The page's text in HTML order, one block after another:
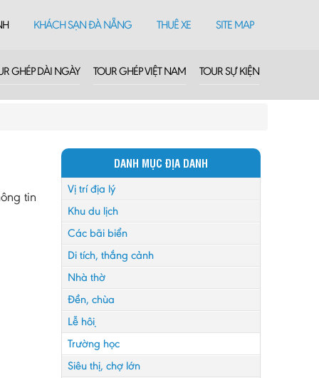
KHÁCH SẠN ĐÀ NẴNG THUÊ XE SITE MAP
GHÉP DÀI NGÀY TOUR GHÉP VIỆT NAM TOUR SỰ KIỆN
tin
DANH MỤC ĐỊA DANH
Vị trí địa lý
Khu du lịch
Các bãi biển
Di tích, thắng cảnh
Nhà thờ
Đền, chùa
Lễ hội
Trường học
Siêu thị, chợ lớn